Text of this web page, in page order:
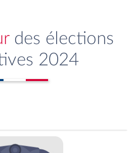
des élections
2024